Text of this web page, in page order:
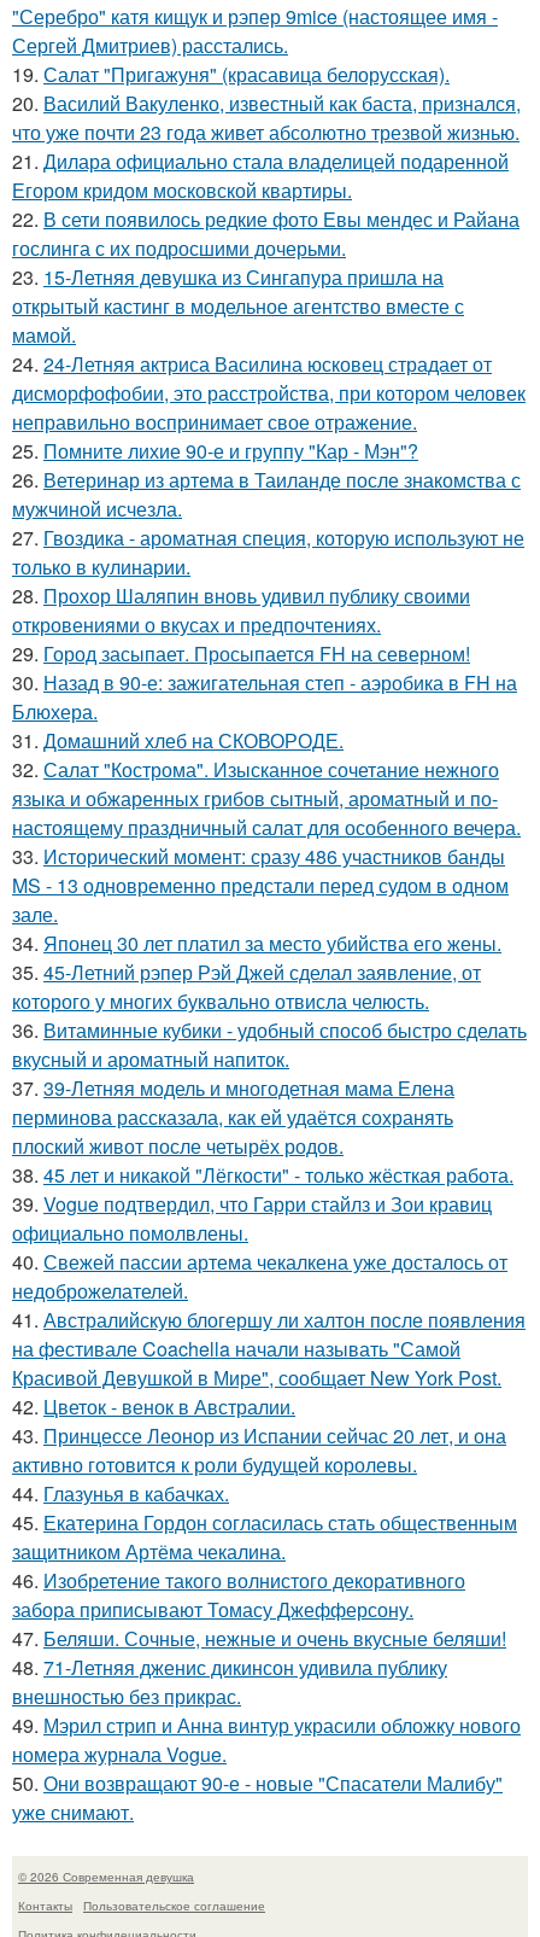
"Серебро" катя кищук и рэпер 9mice (настоящее имя -
Сергей Дмитриев) расстались.
19. Салат "Пригажуня" (красавица белорусская).
20. Василий Вакуленко, известный как баста, признался,
что уже почти 23 года живет абсолютно трезвой жизнью.
21. Дилара официально стала владелицей подаренной
Егором кридом московской квартиры.
22. В сети появилось редкие фото Евы мендес и Райана
гослинга с их подросшими дочерьми.
23. 15-Летняя девушка из Сингапура пришла на
открытый кастинг в модельное агентство вместе с
мамой.
24. 24-Летняя актриса Василина юсковец страдает от
дисморфофобии, это расстройства, при котором человек
неправильно воспринимает свое отражение.
25. Помните лихие 90-е и группу "Кар - Мэн"?
26. Ветеринар из артема в Таиланде после знакомства с
мужчиной исчезла.
27. Гвоздика - ароматная специя, которую используют не
только в кулинарии.
28. Прохор Шаляпин вновь удивил публику своими
откровениями о вкусах и предпочтениях.
29. Город засыпает. Просыпается FH на северном!
30. Назад в 90-е: зажигательная степ - аэробика в FH на
Блюхера.
31. Домашний хлеб на СКОВОРОДЕ.
32. Салат "Кострома". Изысканное сочетание нежного
языка и обжаренных грибов сытный, ароматный и по-
настоящему праздничный салат для особенного вечера.
33. Исторический момент: сразу 486 участников банды
MS - 13 одновременно предстали перед судом в одном
зале.
34. Японец 30 лет платил за место убийства его жены.
35. 45-Летний рэпер Рэй Джей сделал заявление, от
которого у многих буквально отвисла челюсть.
36. Витаминные кубики - удобный способ быстро сделать
вкусный и ароматный напиток.
37. 39-Летняя модель и многодетная мама Елена
перминова рассказала, как ей удаётся сохранять
плоский живот после четырёх родов.
38. 45 лет и никакой "Лёгкости" - только жёсткая работа.
39. Vogue подтвердил, что Гарри стайлз и Зои кравиц
официально помолвлены.
40. Свежей пассии артема чекалкена уже досталось от
недоброжелателей.
41. Австралийскую блогершу ли халтон после появления
на фестивале Coachella начали называть "Самой
Красивой Девушкой в Мире", сообщает New York Post.
42. Цветок - венок в Австралии.
43. Принцессе Леонор из Испании сейчас 20 лет, и она
активно готовится к роли будущей королевы.
44. Глазунья в кабачках.
45. Екатерина Гордон согласилась стать общественным
защитником Артёма чекалина.
46. Изобретение такого волнистого декоративного
забора приписывают Томасу Джефферсону.
47. Беляши. Сочные, нежные и очень вкусные беляши!
48. 71-Летняя дженис дикинсон удивила публику
внешностью без прикрас.
49. Мэрил стрип и Анна винтур украсили обложку нового
номера журнала Vogue.
50. Они возвращают 90-е - новые "Спасатели Малибу"
уже снимают.
© 2026 Современная девушка
Контакты
Пользовательское соглашение